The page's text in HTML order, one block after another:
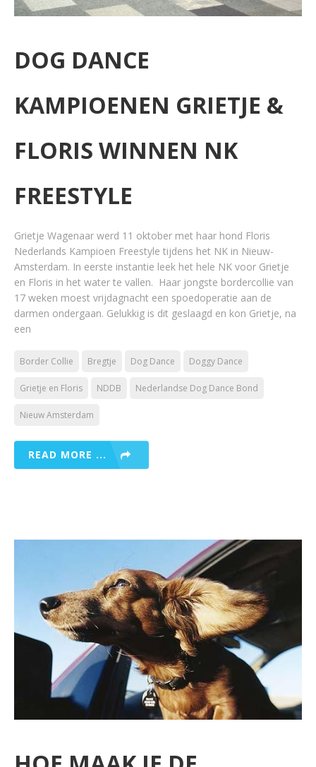
DOG DANCE
KAMPIOENEN GRIETJE &
FLORIS WINNEN NK
FREESTYLE
Grietje Wagenaar werd 11 oktober met haar hond Floris
Nederlands Kampioen Freestyle tijdens het NK in Nieuw-
Amsterdam. In eerste instantie leek het hele NK voor Grietje
en Floris in het water te vallen. Haar jongste bordercollie van
17 weken moest vrijdagnacht een spoedoperatie aan de
darmen ondergaan. Gelukkig is dit geslaagd en kon Grietje, na
een
Border Collie Bregtje Dog Dance Doggy Dance
Grietje en Floris NDDB Nederlandse Dog Dance Bond
Nieuw Amsterdam
READ MORE ...